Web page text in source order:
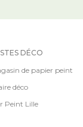
DÉCO
de papier peint
déco
Peint Lille